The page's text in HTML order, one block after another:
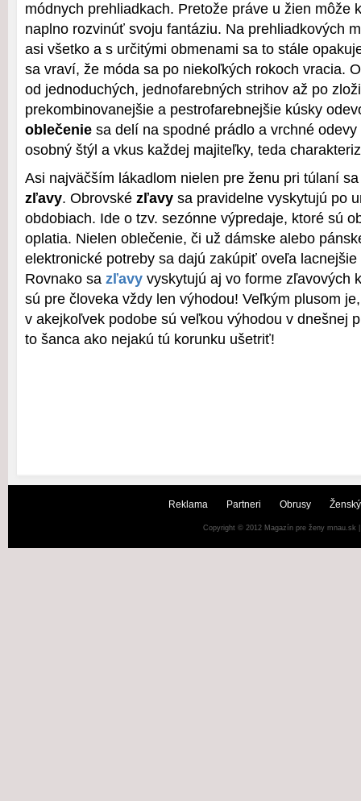
módnych prehliadkach. Pretože práve u žien môže
naplno rozvinúť svoju fantáziu. Na prehliadkových
asi všetko a s určitými obmenami sa to stále
sa vraví, že móda sa po niekoľkých rokoch vracia.
od jednoduchých, jednofarebných strihov až po
prekombinovanejšie a pestrofarebnejšie kúsky
oblečenie sa delí na spodné prádlo a vrchné
osobný štýl a vkus každej majiteľky, teda
Asi najväčším lákadlom nielen pre ženu pri túlaní
zľavy. Obrovské zľavy sa pravidelne vyskytujú po
obdobiach. Ide o tzv. sezónne výpredaje, ktoré sú
oplatia. Nielen oblečenie, či už dámske alebo
elektronické potreby sa dajú zakúpiť oveľa
Rovnako sa zľavy vyskytujú aj vo forme zľavových
sú pre človeka vždy len výhodou! Veľkým plusom
v akejkoľvek podobe sú veľkou výhodou v dnešnej
to šanca ako nejakú tú korunku ušetriť!
Reklama Partneri Obrusy
Copyright © 2012 Magazín pre ženy mnau.sk